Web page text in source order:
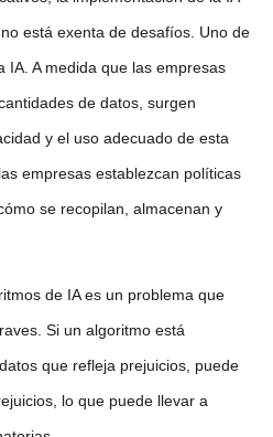
está exenta de desafíos. Uno de
IA. A medida que las empresas
de datos, surgen
y el uso adecuado de esta
empresas establezcan políticas
se recopilan, almacenan y
de IA es un problema que
Si un algoritmo está
que refleja prejuicios, puede
lo que puede llevar a